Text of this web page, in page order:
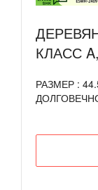
КЛАСС
РАЗМЕР :